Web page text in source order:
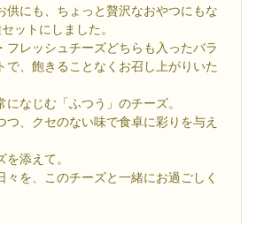
供にも、ちょっと贅沢なおやつにもな
ットにしました。
フレッシュチーズどちらも入ったバラ
で、飽きることなくお召し上がりいた
なじむ「ふつう」のチーズ。
つ、クセのない味で食卓に彩りを与え
添えて。
々を、このチーズと一緒にお過ごしく